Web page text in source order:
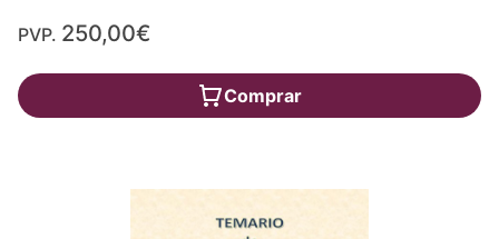
PVP. 250,00€
Comprar